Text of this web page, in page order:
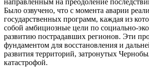
направленным на преодоление
Было озвучено, что с момента аварии
государственных программ, каждая из
собой амбициозные цели по социально-
развитию пострадавших регионов. Эти
фундаментом для восстановления и
развития территорий, затронутых
катастрофой.